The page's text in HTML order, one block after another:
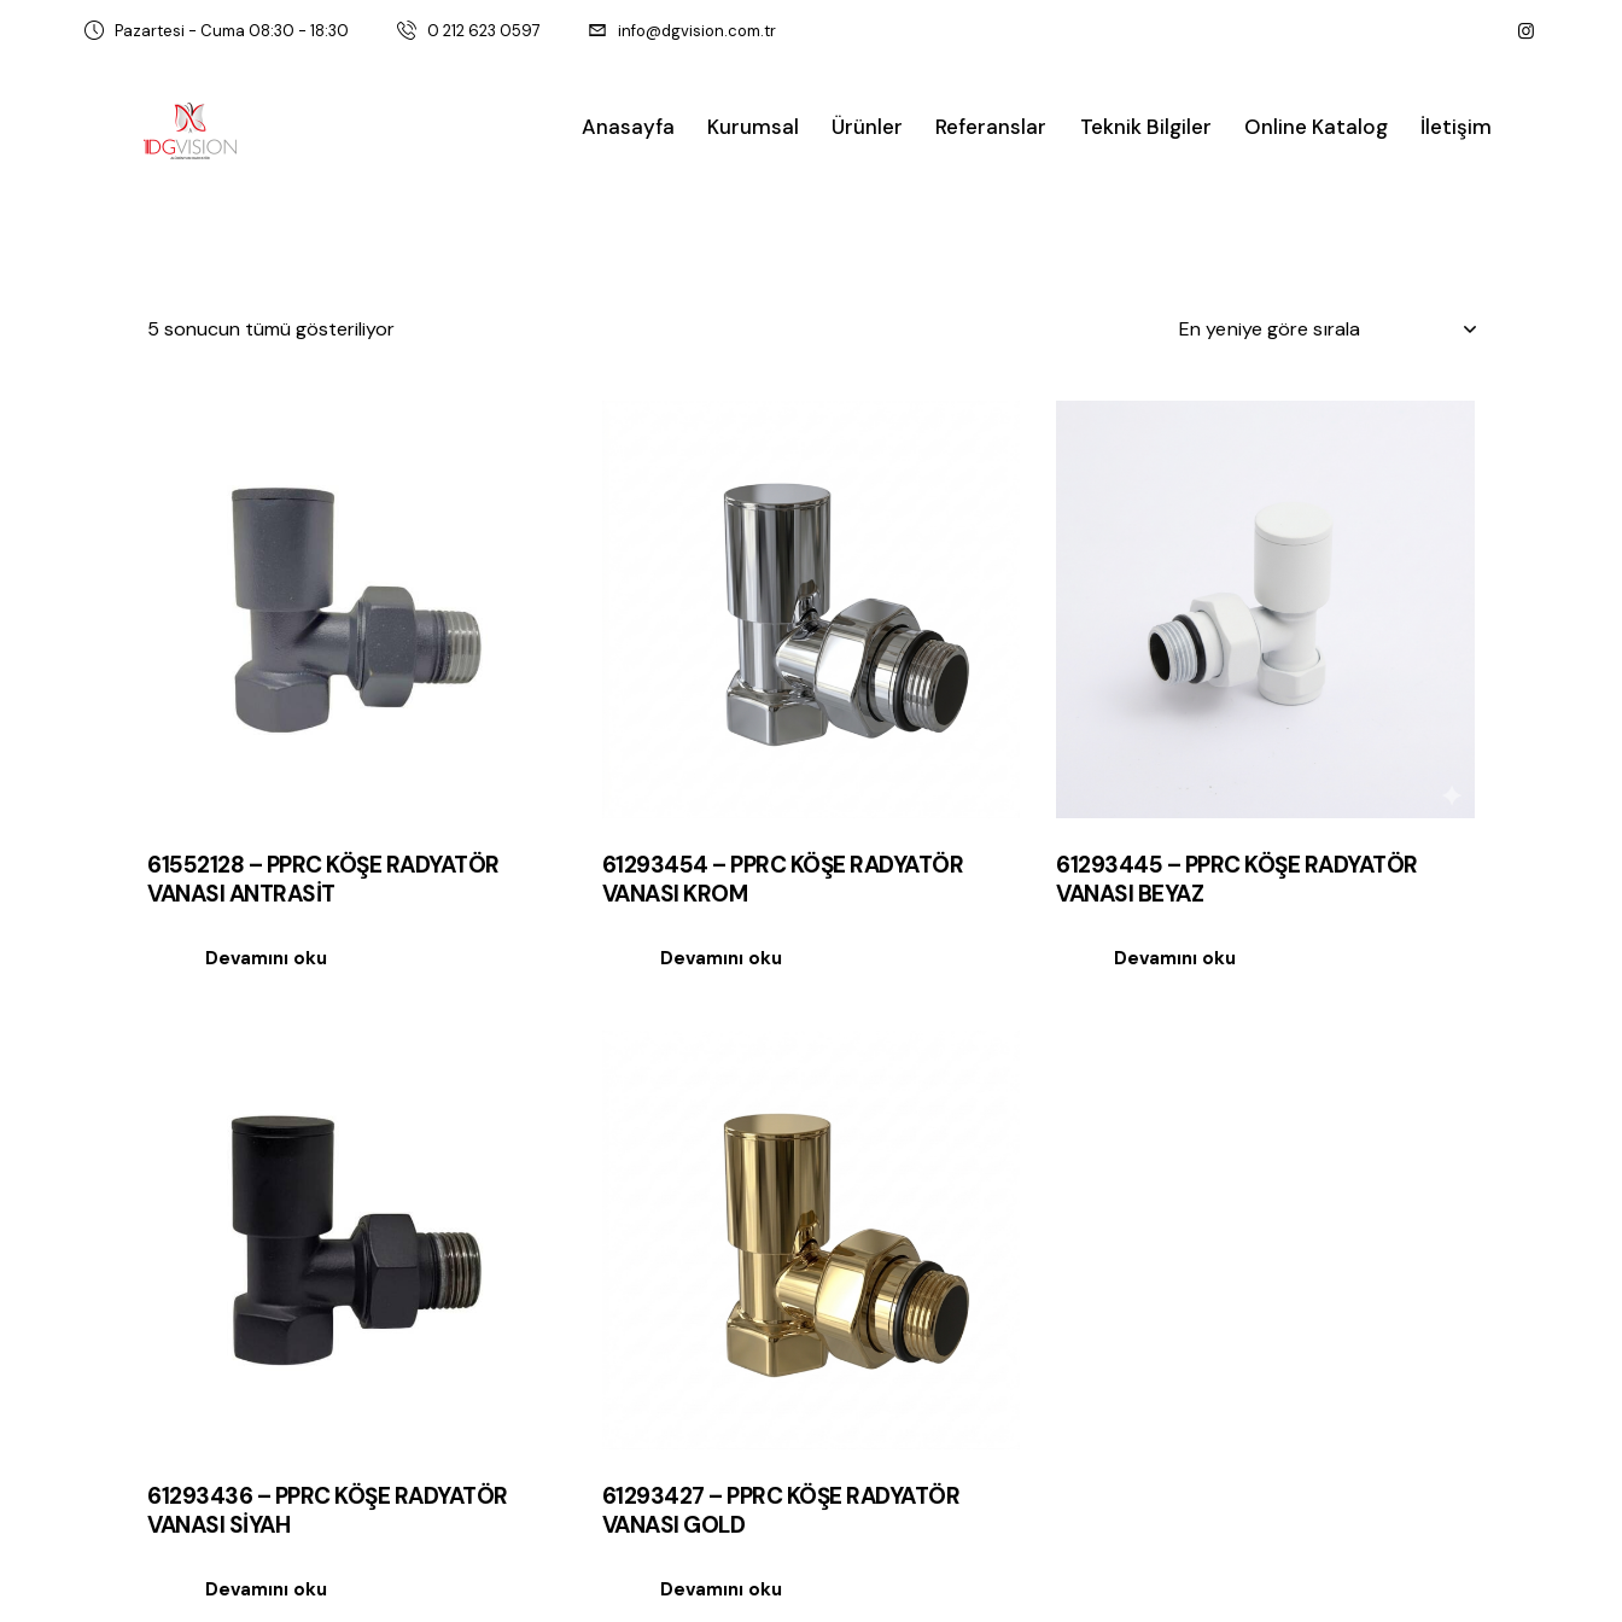
Pazartesi - Cuma 08:30 - 18:30 0 212 623 0597 info@dgvision.com.tr
Anasayfa Kurumsal Ürünler Referanslar Teknik Bilgiler Online Katalog İletişim
5 sonucun tümü gösteriliyor
61552128 – PPRC KÖŞE RADYATÖR
VANASI ANTRASİT
Devamını oku
61293454 – PPRC KÖŞE RADYATÖR
VANASI KROM
Devamını oku
61293445 – PPRC KÖŞE RADYATÖR
VANASI BEYAZ
Devamını oku
61293436 – PPRC KÖŞE RADYATÖR
VANASI SİYAH
Devamını oku
61293427 – PPRC KÖŞE RADYATÖR
VANASI GOLD
Devamını oku